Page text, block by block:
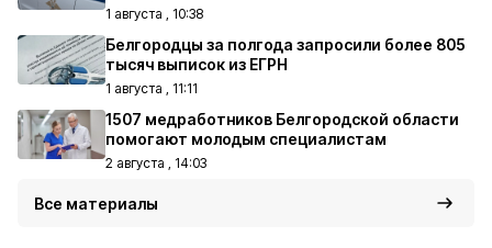
1 августа , 10:38
Белгородцы за полгода запросили более 805
тысяч выписок из ЕГРН
1 августа , 11:11
1507 медработников Белгородской области
помогают молодым специалистам
2 августа , 14:03
Все материалы